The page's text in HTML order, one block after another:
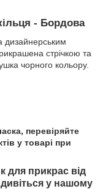
- Бордова
дизайнерським
стрічкою та
чорного кольору.
перевіряйте
у товарі при
для прикрас від
дивіться у нашому